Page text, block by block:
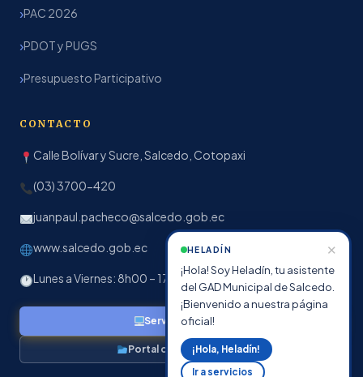
PAC 2026
PDOT y PUGS
Presupuesto Participativo
CONTACTO
Calle Bolívar y Sucre, Salcedo, Cotopaxi
(03) 3700-420
juanpaul.pacheco@salcedo.gob.ec
www.salcedo.gob.ec
Lunes a Viernes: 8h00 – 17h00
Servicios en línea
Portal de Transparencia
HELADÍN ✕
¡Hola! Soy Heladín, tu asistente
del GAD Municipal de Salcedo.
¡Bienvenido a nuestra página
oficial!
¡Hola, Heladín!
Ir a servicios